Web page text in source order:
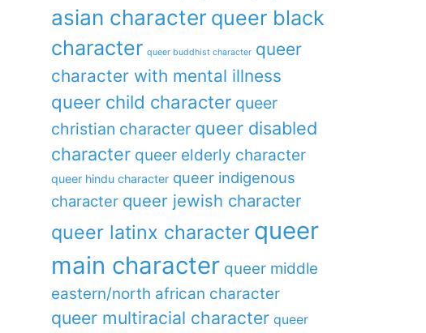
asian character queer black
character queer buddhist character queer
character with mental illness
queer child character queer
christian character queer disabled
character queer elderly character
queer hindu character queer indigenous
character queer jewish character
queer latinx character queer
main character queer middle
eastern/north african character
queer multiracial character queer